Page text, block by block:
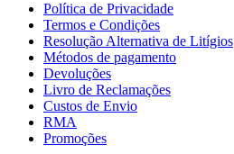
Política de Privacidade
Termos e Condições
Resolução Alternativa de Litígios
Métodos de pagamento
Devoluções
Livro de Reclamações
Custos de Envio
RMA
Promoções